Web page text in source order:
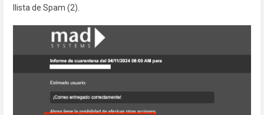
llista de Spam (2).